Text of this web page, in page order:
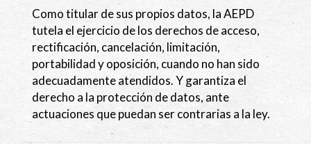
Como titular de sus propios datos, la AEPD
tutela el ejercicio de los derechos de acceso,
rectificación, cancelación, limitación,
portabilidad y oposición, cuando no han sido
adecuadamente atendidos. Y garantiza el
derecho a la protección de datos, ante
actuaciones que puedan ser contrarias a la ley.